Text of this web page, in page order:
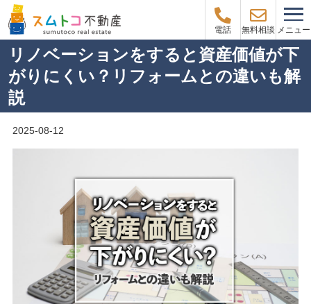
電話 無料相談 メニュー
リノベーションをすると資産価値が下
がりにくい？リフォームとの違いも解
説
2025-08-12